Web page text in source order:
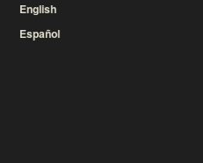
English
Español